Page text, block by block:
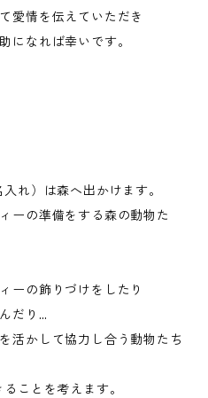
愛情を伝えていただき
になれば幸いです。
れ）は森へ出かけます。
ーの準備をする森の動物た
ーの飾りづけをしたり
だり…
活かして協力し合う動物たち
ことを考えます。